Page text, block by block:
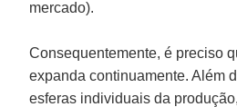
mercado).
Consequentemente, é preciso
expanda continuamente. Além
esferas individuais da